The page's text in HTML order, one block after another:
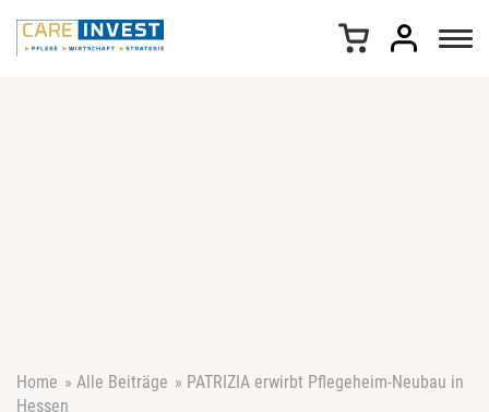
Home » Alle Beiträge » PATRIZIA erwirbt Pflegeheim-Neubau in
Hessen